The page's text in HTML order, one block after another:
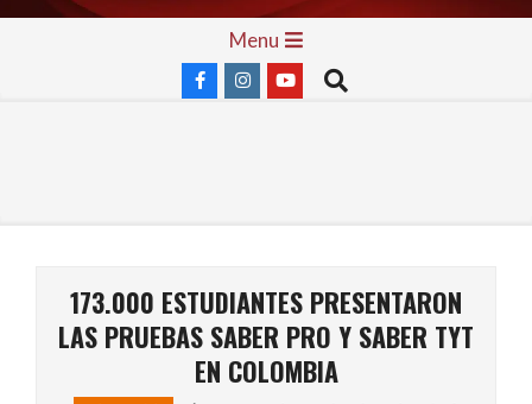
Skip
Menu
Search
173.000 ESTUDIANTES PRESENTARON
LAS PRUEBAS SABER PRO Y SABER TYT
EN COLOMBIA